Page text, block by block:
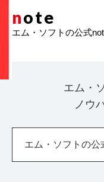
note
エム・ソフトの公式
エム・
ノウ
エム・ソフトの公